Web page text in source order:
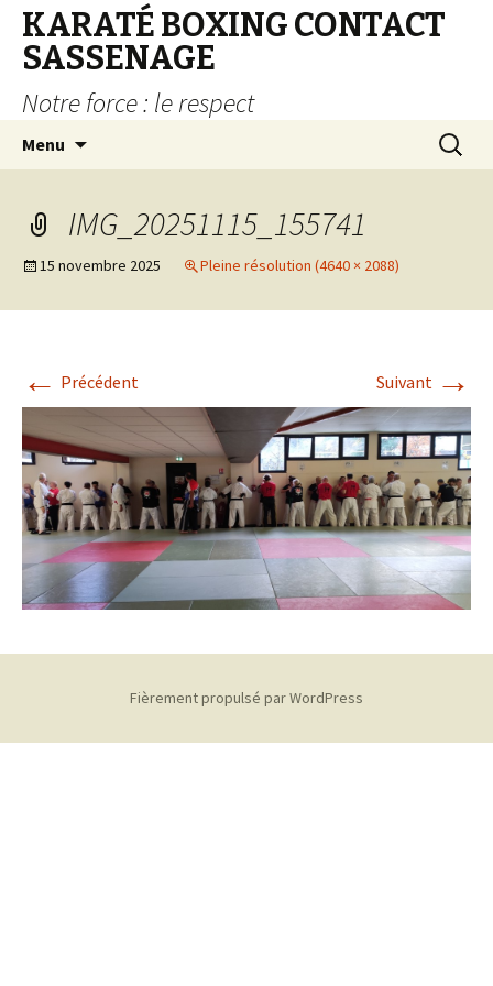
KARATÉ BOXING CONTACT
SASSENAGE
Notre force : le respect
Menu
IMG_20251115_155741
15 novembre 2025 Pleine résolution (4640 × 2088)
← Précédent Suivant →
Fièrement propulsé par WordPress